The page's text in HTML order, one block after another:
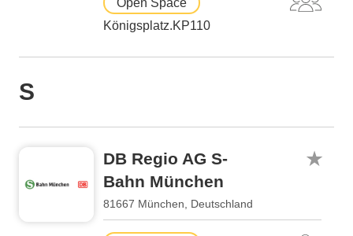
Open Space
Königsplatz.KP110
S
DB Regio AG S-
Bahn München
81667 München, Deutschland